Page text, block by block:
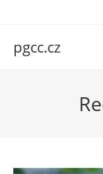
pgcc.cz